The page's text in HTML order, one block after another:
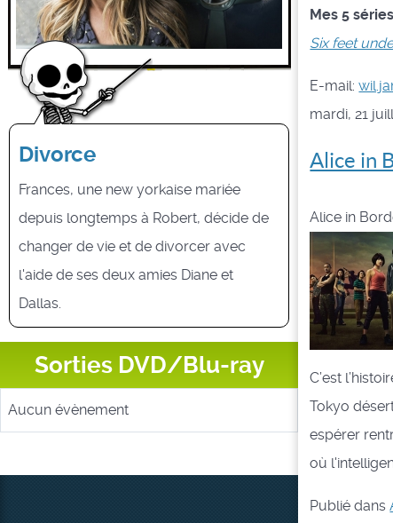
Divorce
Frances, une new yorkaise mariée
depuis longtemps à Robert, décide de
changer de vie et de divorcer avec
l'aide de ses deux amies Diane et
Dallas.
Sorties DVD/Blu-ray
Aucun évènement
Mes 5
Six feet
E-mail:
mardi, 21
Alice in
Alice in
C’est
Tokyo
espérer
où
Publié dans